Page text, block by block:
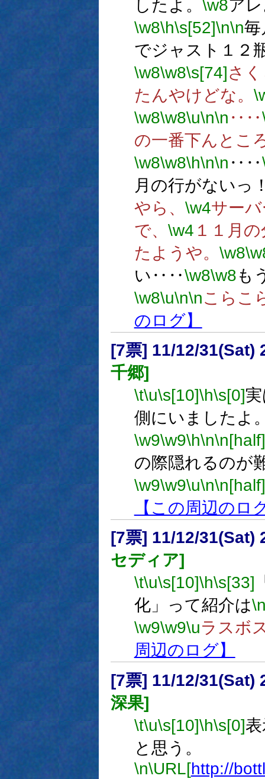
したよ。 \w8ア
\w8\h\s[52]\n\n毎
でジャスト１２
\w8\w8\s[74]さ
たんやけどな。
\w8\w8\u\n\n ‥‥
の一番下んとこ
\w8\w8\h\n\n ‥‥
月の行がないっ
やら、 \w4サー
で、 \w4 １１月
たようや。 \w8
い‥‥\w8\w8も
\w8\u\n\nこらこ
のログ】
[7票] 11/12/31(Sat)
千郷]
\t\u\s[10]\h\s[0]
側にいましたよ
\w9\w9\h\n\n[half]
の際隠れるのが
\w9\w9\u\n\n[half]
【この周辺のロ
[7票] 11/12/31(Sat)
セディア]
\t\u\s[10]\h\s[33]
化」って紹介は
\w9\w9\uラスボ
周辺のログ】
[7票] 11/12/31(Sat)
深果]
\t\u\s[10]\h\s[0]
と思う。
\n\URL[http://